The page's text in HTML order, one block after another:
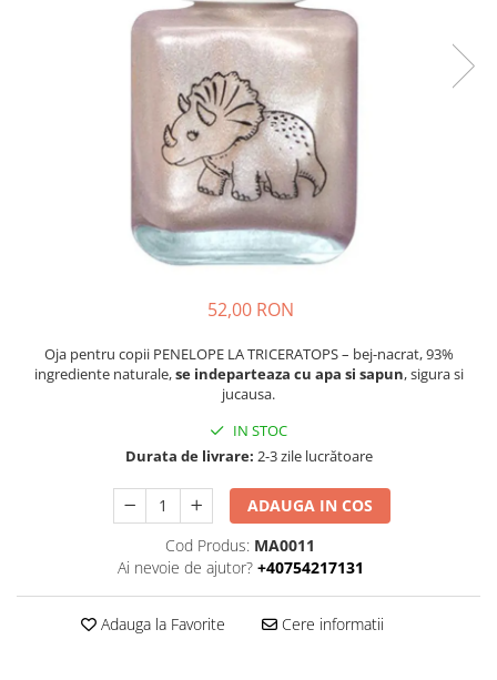
Produse pentru casa
52,00 RON
Oja pentru copii PENELOPE LA TRICERATOPS – bej-nacrat, 93%
ingrediente naturale,se indeparteaza cu apa si sapun, sigura si
jucausa.
IN STOC
Durata de livrare: 2-3 zile lucrătoare
ADAUGA IN COS
Cod Produs: MA0011
Ai nevoie de ajutor? +40754217131
Adauga la Favorite Cere informatii